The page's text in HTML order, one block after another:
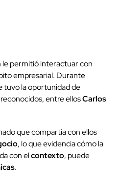
le permitió interactuar con
empresarial. Durante
tuvo la oportunidad de
entre ellosCarlos
que compartía con ellos
, lo que evidencia cómo la
con elcontexto, puede
.